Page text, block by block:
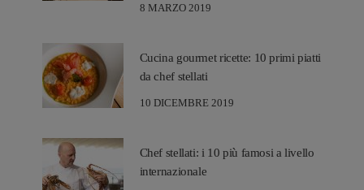
8 MARZO 2019
Cucina gourmet ricette: 10 primi piatti
da chef stellati
10 DICEMBRE 2019
Chef stellati: i 10 più famosi a livello
internazionale